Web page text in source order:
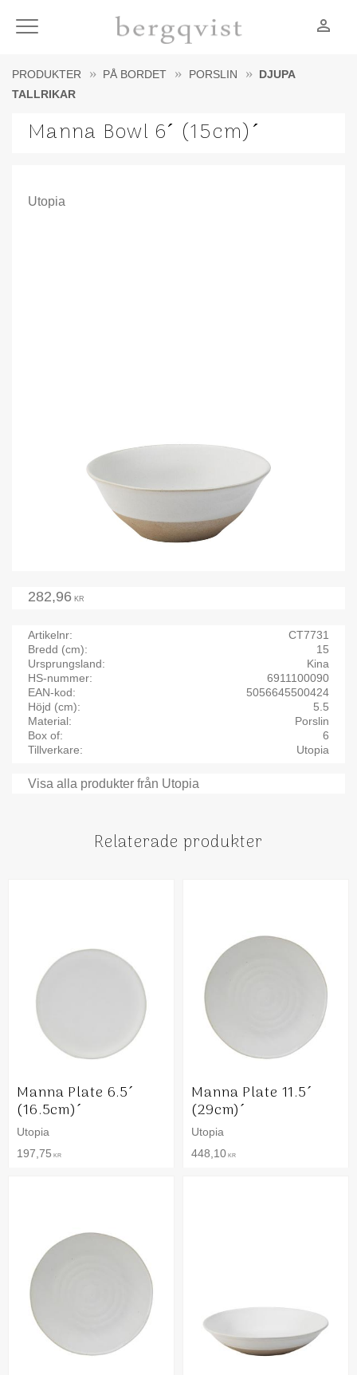
Meny person_outline
PRODUKTER PÅ BORDET PORSLIN
DJUPA
TALLRIKAR
Manna Bowl 6´ (15cm)´
Utopia
282,96 KR
Artikelnr
CT7731
Bredd (cm)
15
Ursprungsland
Kina
HS-nummer
6911100090
EAN-kod
5056645500424
Höjd (cm)
5.5
Material
Porslin
Box of
6
Tillverkare
Utopia
Visa alla produkter från Utopia
Relaterade produkter
Manna Plate 6.5´
(16.5cm)´
Utopia
197,75 KR
Manna Plate 11.5´
(29cm)´
Utopia
448,10 KR